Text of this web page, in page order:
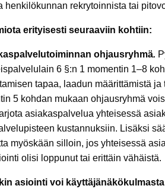
henkilökunnan rekrytoinnista tai
erityisesti seuraaviin kohtiin:
ohjausryhmä.
6 §:n 1 momentin 1–8
tapaa, laadun määrittämistä
5 kohdan mukaan ohjausryhmä
asiakaspalvelua yhteisessä
kustannuksiin. Lisäksi
myöskään silloin, jos yhteisessä
olisi loppunut tai erittäin vähäistä.
asiointi voi